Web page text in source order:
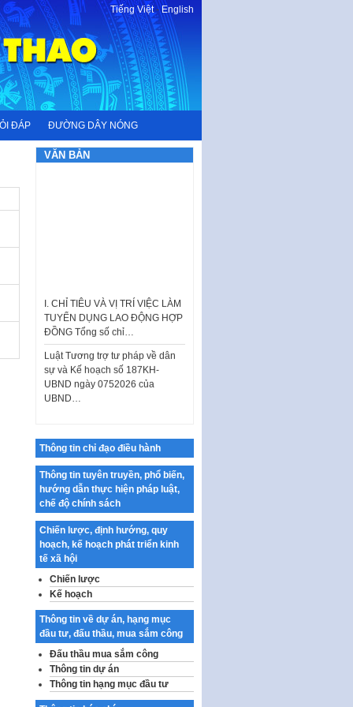
Tiếng Việt-English
ĐÁP ĐƯỜNG DÂY NÓNG
VĂN BẢN
TUYỂN DỤNG LAO ĐỘNG HỢP
ĐỒNG Tổng số chỉ…
Luật Tương trợ tư pháp về dân
sự và Kế hoạch số 187KH-
UBND ngày 0752026 của
UBND…
thành phố Hà Nội
chính luận về bảo vệ nền tảng tư
tưởng của Đảng…
Công bố công khai dự toán kinh
phí xây dựng pháp luật, hoàn
thiện thể chế, chính…
Quy định về nghiên cứu, ứng
dụng khoa học, công nghệ, đổi
mới sáng tạo và chuyển…
Quy định chi tiết và hướng dẫn
thi hành một số điều của Luật Lý
lịch tư…
Sửa đổi, bổ sung một số nội
dung tại Nghị quyết số 30/NQ-
CP ngày 24 tháng 02…
Thông tin chỉ đạo điều hành
Thông tin tuyên truyền, phổ biến,
hướng dẫn thực hiện pháp luật,
chế độ chính sách
Chiến lược, định hướng, quy
hoạch, kế hoạch phát triển kinh
tế xã hội
Chiến lược
Kế hoạch
Thông tin về dự án, hạng mục
đầu tư, đấu thầu, mua sắm công
Đấu thầu mua sắm công
Thông tin dự án
Thông tin hạng mục đầu tư